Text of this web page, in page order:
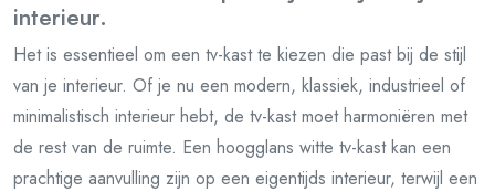
interieur.
Het is essentieel om een tv-kast te kiezen die past bij de stijl
van je interieur. Of je nu een modern, klassiek, industrieel of
minimalistisch interieur hebt, de tv-kast moet harmoniëren met
de rest van de ruimte. Een hoogglans witte tv-kast kan een
prachtige aanvulling zijn op een eigentijds interieur, terwijl een